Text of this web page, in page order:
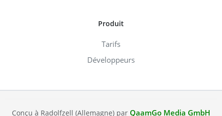
Produit
Tarifs
Développeurs
Conçu à Radolfzell (Allemagne) par QaamGo Media GmbH